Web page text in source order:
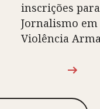
inscrições
Jornalismo
Violência